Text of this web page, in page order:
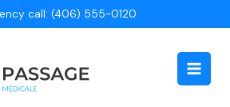
call: (406) 555-0120
Main